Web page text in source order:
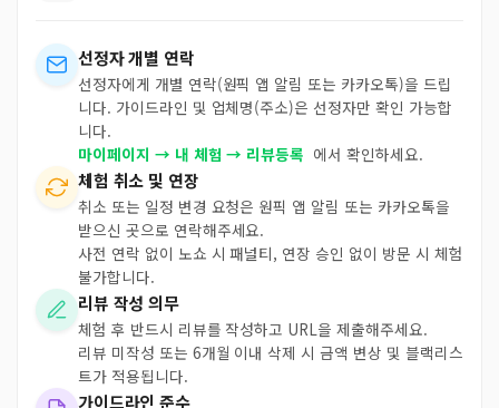
선정자 개별 연락
선정자에게 개별 연락(원픽 앱 알림 또는 카카오톡)을 드립
니다. 가이드라인 및 업체명(주소)은 선정자만 확인 가능합
니다.
마이페이지 → 내 체험 → 리뷰등록 에서 확인하세요.
체험 취소 및 연장
취소 또는 일정 변경 요청은 원픽 앱 알림 또는 카카오톡을
받으신 곳으로 연락해주세요.
사전 연락 없이 노쇼 시 패널티, 연장 승인 없이 방문 시 체험
불가합니다.
리뷰 작성 의무
체험 후 반드시 리뷰를 작성하고 URL을 제출해주세요.
리뷰 미작성 또는 6개월 이내 삭제 시 금액 변상 및 블랙리스
트가 적용됩니다.
가이드라인 준수